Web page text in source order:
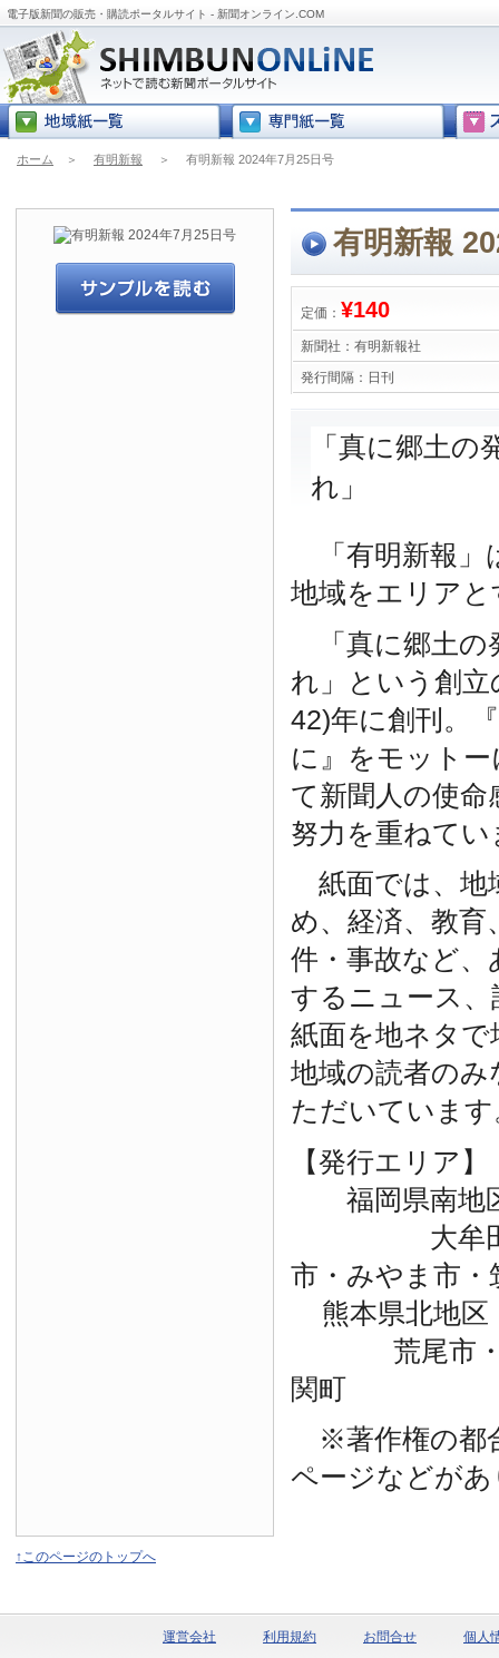
電子版新聞の販売・購読ポータルサイト - 新聞オンライン.COM
ホーム ＞ 有明新報 ＞ 有明新報 2024年7月25日号
有明新報
定価： ¥140
新聞社： 有明新報社
発行間隔： 日刊
「真に郷土の
れ」
「有明新報」
地域をエリア
「真に郷土の
れ」という創
42)年に創刊。
に』をモット
て新聞人の使命
努力を重ねてい
紙面では、地
め、経済、教育
件・事故など
するニュース
紙面を地ネタ
地域の読者の
ただいています
【発行エリア】
福岡県南地
大牟田市
市・みやま市・
熊本県北地区
荒尾市・玉
関町
※著作権の都
ページなどが
↑このページのトップへ
運営会社 利用規約 お問合せ 個人